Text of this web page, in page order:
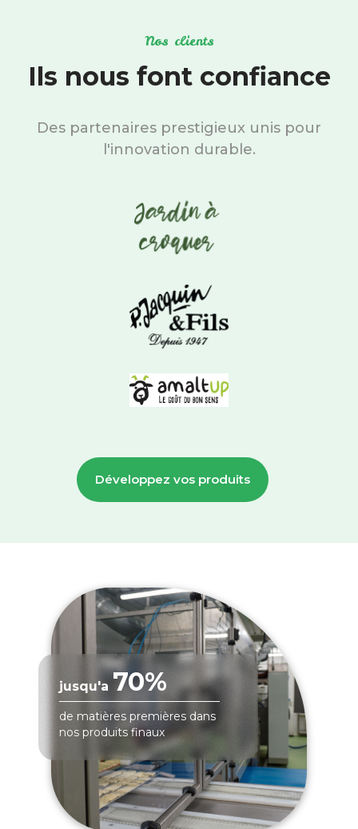
Nos clients
Ils nous font confiance
Des partenaires prestigieux unis pour
l'innovation durable.
Développez vos produits
jusqu'a 70%
de matières premières dans
nos produits finaux